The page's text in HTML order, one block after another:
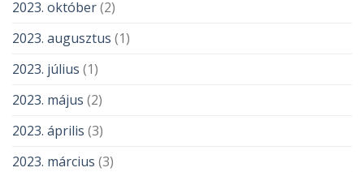
2023. október(2)
2023. augusztus (1)
2023. július (1)
2023. május (2)
2023. április (3)
2023. március (3)